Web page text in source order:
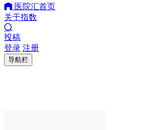
医院汇首页
关于指数
投稿
登录 注册
导航栏